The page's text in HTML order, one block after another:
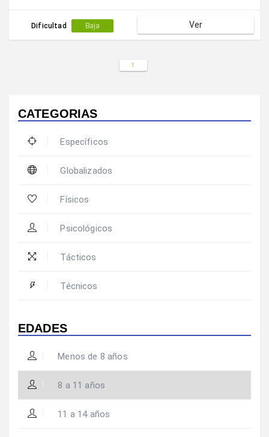
Dificultad Baja Ver
1
CATEGORIAS
Específicos
Globalizados
Físicos
Psicológicos
Tácticos
Técnicos
EDADES
Menos de 8 años
8 a 11 años
11 a 14 años